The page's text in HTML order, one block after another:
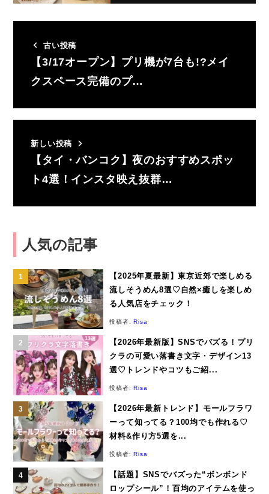
古い投稿
【3/17オープン】プリ機が7台も!?メイ
クスペース完備のプ…
新しい投稿
【タイ・バンコク】夜のおすすめスポッ
ト4選！インスタ映え抜群…
人気の記事
【2025年夏最新】東京近郊で楽しめる
流しそうめん8選♡自然×癒しを楽しめ
る人気店をチェック！
投稿者:Risa
【2026年最新版】SNSでバズる！プリ
クラの可愛い落書き文字・デザイン13
選♡トレンドやコツもご紹...
投稿者:Risa
【2026年最新トレンド】モールフラワ
ーって知ってる？100均でも作れる♡
材料&作り方5選を...
投稿者:Risa
【話題】SNSでバズった“ボンボンド
ロップシール”！百均のアイテムを使っ